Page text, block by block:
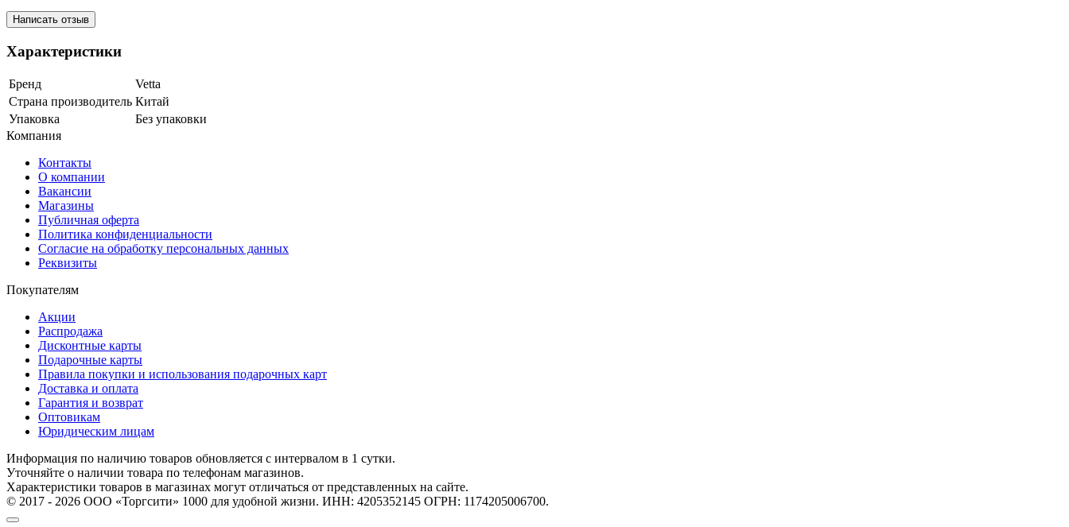
Написать отзыв
Характеристики
Бренд
Vetta
Страна производитель Китай
Упаковка
Без упаковки
Компания
Контакты
О компании
Вакансии
Магазины
Публичная оферта
Политика конфиденциальности
Согласие на обработку персональных данных
Реквизиты
Покупателям
Акции
Распродажа
Дисконтные карты
Подарочные карты
Правила покупки и использования подарочных карт
Доставка и оплата
Гарантия и возврат
Оптовикам
Юридическим лицам
Информация по наличию товаров обновляется с интервалом в 1 сутки.
Уточняйте о наличии товара по телефонам магазинов.
Характеристики товаров в магазинах могут отличаться от представленных на сайте.
© 2017 - 2026 ООО «Торгсити» 1000 для удобной жизни. ИНН: 4205352145 ОГРН: 1174205006700.